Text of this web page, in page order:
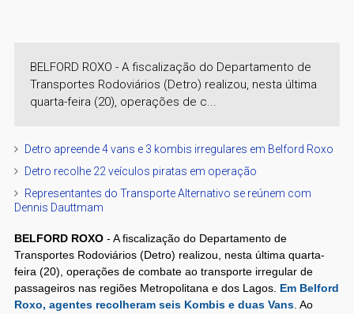
BELFORD ROXO - A fiscalização do Departamento de
Transportes Rodoviários (Detro) realizou, nesta última
quarta-feira (20), operações de c...
Detro apreende 4 vans e 3 kombis irregulares em Belford Roxo
Detro recolhe 22 veículos piratas em operação
Representantes do Transporte Alternativo se reúnem com
Dennis Dauttmam
BELFORD ROXO- A fiscalização do Departamento de
Transportes Rodoviários (Detro) realizou, nesta última quarta-
feira (20), operações de combate ao transporte irregular de
passageiros nas regiões Metropolitana e dos Lagos. Em Belford
Roxo, agentes recolheram seis Kombis e duas Vans. Ao